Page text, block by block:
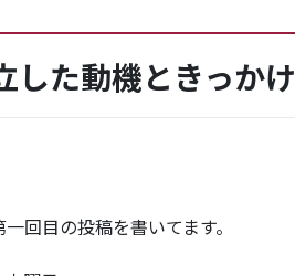
した動機ときっかけ
回目の投稿を書いてます。